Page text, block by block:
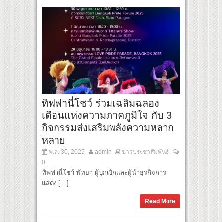
ทิฟฟานี่โชว์ ร่วมเฉลิมฉลอง
เดือนแห่งความภาคภูมิใจ กับ 3
กิจกรรมส่งเสริมพลังความหลาก
หลาย
พ.ค. 30, 2025 admin
ข่าวประชาสัมพันธ์
0
ทิฟฟานี่โชว์ พัทยา ผู้บุกเบิกและผู้นำธุรกิจการ
แสดง […]
Read More